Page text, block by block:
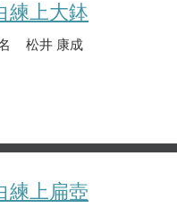
練上大鉢
松井 康成
練上扁壺